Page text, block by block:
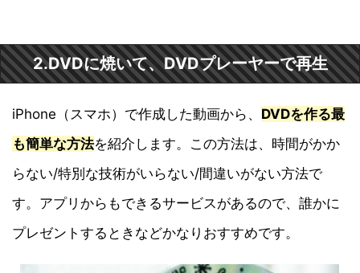
2.DVDに焼いて、DVDプレーヤーで再生
iPhone（スマホ）で作成した動画から、 DVDを作る最
も簡単な方法を紹介します。この方法は、時間がかか
らない/特別な技術がいらない/間違いがない方法で
す。アプリからもできるサービスがあるので、誰かに
プレゼントするときなどかなりおすすめです。